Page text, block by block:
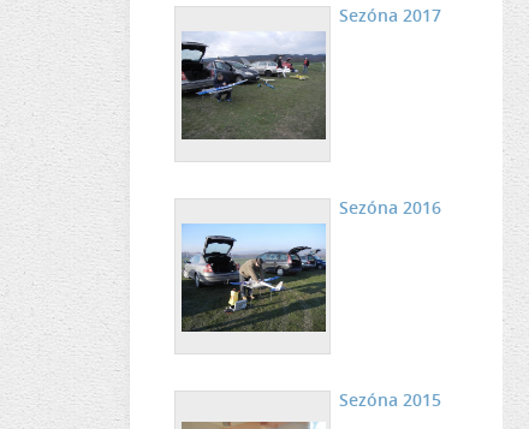
Sezóna 2017
Sezóna 2016
Sezóna 2015